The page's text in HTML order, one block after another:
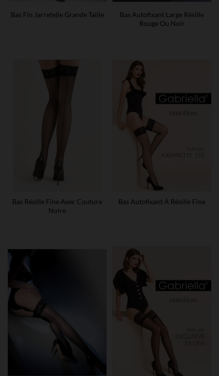
Bas Fin Jarretelle Grande Taille
Bas Autofixant Large Résille
Rouge Ou Noir
Bas Résille Fine Avec Couture
Noire
Bas Autofixant À Résille Fine